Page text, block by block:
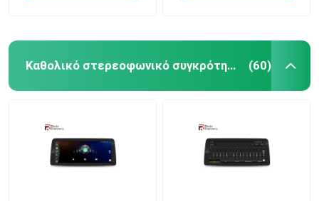
Καθολικό στερεοφωνικό συγκρότημα αυτοκινήτων (60)